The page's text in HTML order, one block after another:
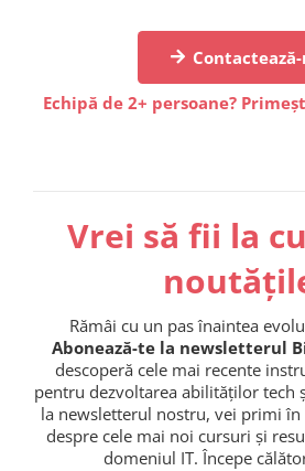
Echipă de 2+ persoane?
Vrei să fii la
Rămâi cu un pas înaintea
Abonează-te la newsletterul
descoperă cele mai recente
pentru dezvoltarea abilităților tech
la newsletterul nostru, vei primi
despre cele mai noi cursuri și
domeniul IT. Începe